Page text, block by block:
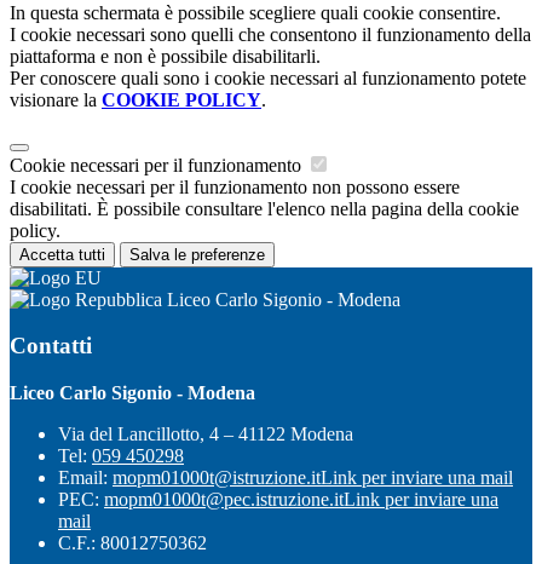
In questa schermata è possibile scegliere quali cookie consentire.
I cookie necessari sono quelli che consentono il funzionamento della
piattaforma e non è possibile disabilitarli.
Per conoscere quali sono i cookie necessari al funzionamento potete
visionare la COOKIE POLICY.
Cookie necessari per il funzionamento
I cookie necessari per il funzionamento non possono essere
disabilitati. È possibile consultare l'elenco nella pagina della cookie
policy.
Accetta tutti Salva le preferenze
Liceo Carlo Sigonio - Modena
Contatti
Liceo Carlo Sigonio - Modena
Via del Lancillotto, 4 – 41122 Modena
Tel: 059 450298
Email: mopm01000t@istruzione.itLink per inviare una mail
PEC: mopm01000t@pec.istruzione.itLink per inviare una
mail
C.F.: 80012750362